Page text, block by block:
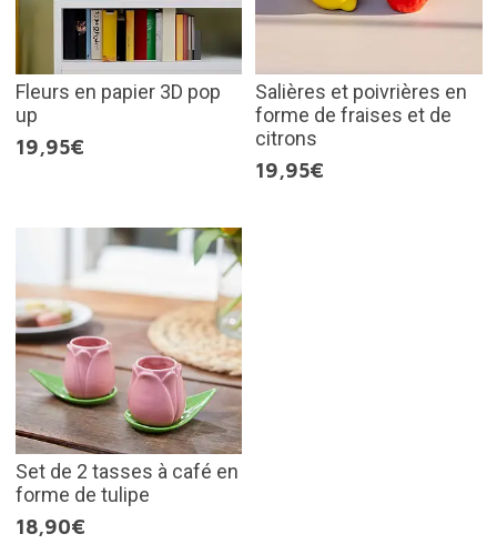
Fleurs en papier 3D pop
up
19,95€
Salières et poivrières en
forme de fraises et de
citrons
19,95€
Set de 2 tasses à café en
forme de tulipe
18,90€